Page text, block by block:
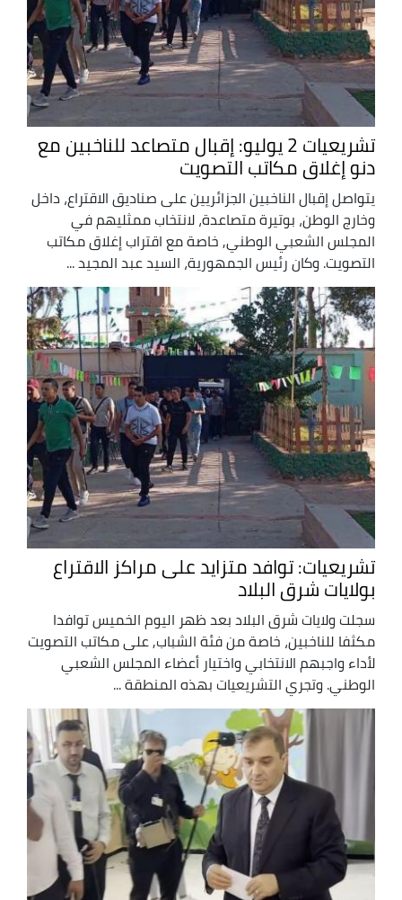
تشريعيات 2 يوليو: إقبال متصاعد للناخبين مع
دنو إغلاق مكاتب التصويت
يتواصل إقبال الناخبين الجزائريين على صناديق الاقتراع، داخل
وخارج الوطن، بوتيرة متصاعدة، لانتخاب ممثليهم في
المجلس الشعبي الوطني, خاصة مع اقتراب إغلاق مكاتب
التصويت. وكان رئيس الجمهورية، السيد عبد المجيد ...
تشريعيات: توافد متزايد على مراكز الاقتراع
بولايات شرق البلاد
سجلت ولايات شرق البلاد بعد ظهر اليوم الخميس توافدا
مكثفا للناخبين، خاصة من فئة الشباب, على مكاتب التصويت
لأداء واجبهم الانتخابي واختيار أعضاء المجلس الشعبي
الوطني. وتجري التشريعيات بهذه المنطقة ...